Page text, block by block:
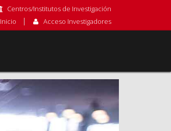
Centros/Institutos de Investigación
Inicio
Acceso Investigadores